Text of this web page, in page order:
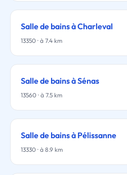
Salle de bains à Charleval
13350 · à 7.4 km
Salle de bains à Sénas
13560 · à 7.5 km
Salle de bains à Pélissanne
13330 · à 8.9 km